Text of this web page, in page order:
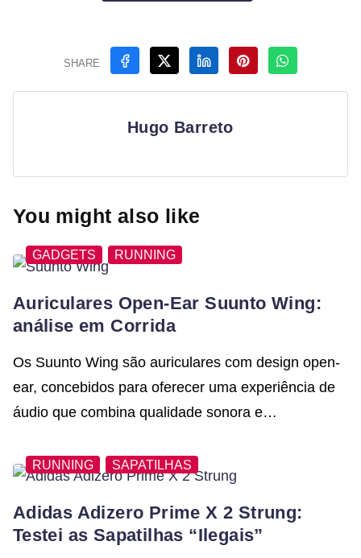
SHARE
Hugo Barreto
You might also like
GADGETS RUNNING
Auriculares Open-Ear Suunto Wing:
análise em Corrida
Os Suunto Wing são auriculares com design open-
ear, concebidos para oferecer uma experiência de
áudio que combina qualidade sonora e…
RUNNING SAPATILHAS
Adidas Adizero Prime X 2 Strung:
Testei as Sapatilhas “Ilegais”